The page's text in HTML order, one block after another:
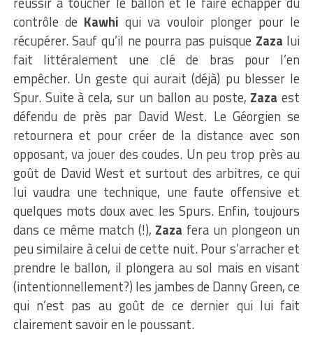
contrôle de Kawhi qui va vouloir plonger pour le
récupérer. Sauf qu’il ne pourra pas puisque Zaza lui
fait littéralement une clé de bras pour l’en
empêcher. Un geste qui aurait (déjà) pu blesser le
Spur. Suite à cela, sur un ballon au poste, Zaza est
défendu de près par David West. Le Géorgien se
retournera et pour créer de la distance avec son
opposant, va jouer des coudes. Un peu trop près au
goût de David West et surtout des arbitres, ce qui
lui vaudra une technique, une faute offensive et
quelques mots doux avec les Spurs. Enfin, toujours
dans ce même match (!), Zaza fera un plongeon un
peu similaire à celui de cette nuit. Pour s’arracher et
prendre le ballon, il plongera au sol mais en visant
(intentionnellement?) les jambes de Danny Green, ce
qui n’est pas au goût de ce dernier qui lui fait
clairement savoir en le poussant.